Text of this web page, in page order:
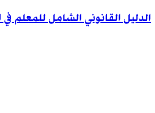
الدليل القانوني الشامل للمعلم